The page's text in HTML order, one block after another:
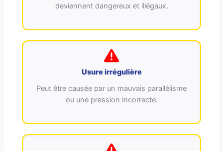
deviennent dangereux et illégaux.
Usure irrégulière
Peut être causée par un mauvais parallélisme
ou une pression incorrecte.